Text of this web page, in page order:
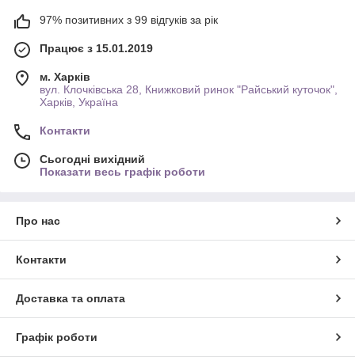
97% позитивних з 99 відгуків за рік
Працює з 15.01.2019
м. Харків
вул. Клочківська 28, Книжковий ринок "Райський куточок",
Харків, Україна
Контакти
Сьогодні вихідний
Показати весь графік роботи
Про нас
Контакти
Доставка та оплата
Графік роботи